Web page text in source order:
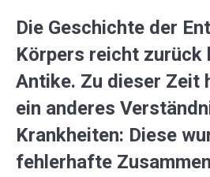
Die Geschichte der
Körpers reicht zurück
Antike. Zu dieser Zeit
ein anderes
Krankheiten: Diese
fehlerhafte